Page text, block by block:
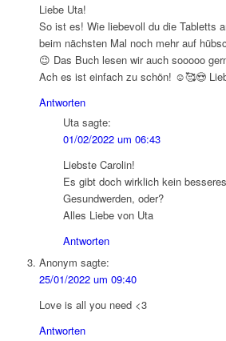
Liebe Uta!
So ist es! Wie liebevoll du die Tabletts
beim nächsten Mal noch mehr auf
😉 Das Buch lesen wir auch sooooo
Ach es ist einfach zu schön! ☺️🥰😍
Antworten
Uta sagte:
01/02/2022 um 06:43
Liebste Carolin!
Es gibt doch wirklich kein
Gesundwerden, oder?
Alles Liebe von Uta
Antworten
Anonym sagte:
25/01/2022 um 09:40
Love is all you need <3
Antworten